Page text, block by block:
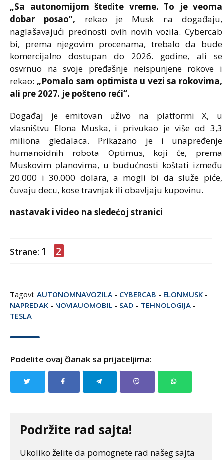
„Sa autonomijom štedite vreme. To je veoma
dobar posao“, rekao je Musk na događaju,
naglašavajući prednosti ovih novih vozila. Cybercab
bi, prema njegovim procenama, trebalo da bude
komercijalno dostupan do 2026. godine, ali se
osvrnuo na svoje pređašnje neispunjene rokove i
rekao: „Pomalo sam optimista u vezi sa rokovima,
ali pre 2027. je pošteno reći“.
Događaj je emitovan uživo na platformi X, u
vlasništvu Elona Muska, i privukao je više od 3,3
miliona gledalaca. Prikazano je i unapređenje
humanoidnih robota Optimus, koji će, prema
Muskovim planovima, u budućnosti koštati između
20.000 i 30.000 dolara, a mogli bi da služe piće,
čuvaju decu, kose travnjak ili obavljaju kupovinu.
nastavak i video na sledećoj stranici
Strane: 1 2
Tagovi: AUTONOMNAVOZILA - CYBERCAB - ELONMUSK -
NAPREDAK - NOVIAUOMOBIL - SAD - TEHNOLOGIJA -
TESLA
Podelite ovaj članak sa prijateljima:
Podržite rad sajta!
Ukoliko želite da pomognete rad našeg sajta